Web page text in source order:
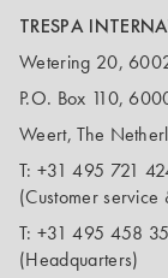
TRESPA
Wetering 20,
P.O. Box 110,
Weert, The
T: +31 495 721
(Customer service
T: +31 495 458
(Headquarters)